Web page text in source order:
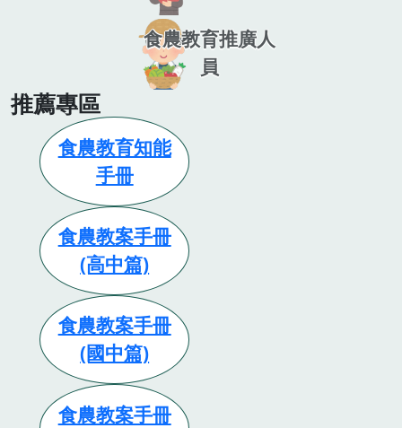
食農教育推廣人
員
推薦專區
食農教育知能
手冊
食農教案手冊
(高中篇)
食農教案手冊
(國中篇)
食農教案手冊